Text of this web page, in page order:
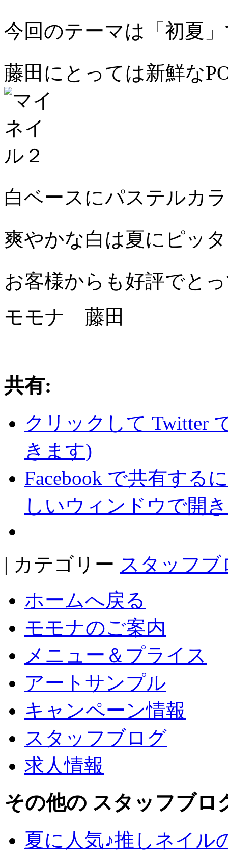
今回のテーマは「初夏
藤田にとっては新鮮な
白ベースにパステルカ
爽やかな白は夏にピッ
お客様からも好評でと
モモナ 藤田
共有:
クリックして Twitter
きます)
Facebook で共有する
しいウィンドウで開
| カテゴリー スタッフブ
ホームへ戻る
モモナのご案内
メニュー＆プライス
アートサンプル
キャンペーン情報
スタッフブログ
求人情報
その他の スタッフブロ
夏に人気♪推しネイル